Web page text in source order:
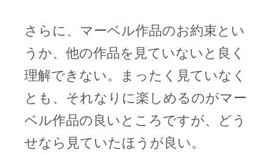
さらに、マーベル作品のお約束とい
うか、他の作品を見ていないと良く
理解できない。まったく見ていなく
とも、それなりに楽しめるのがマー
ベル作品の良いところですが、どう
せなら見ていたほうが良い。